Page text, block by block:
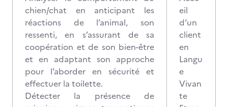
chien/chat en anticipant les
réactions de l’animal, son
ressenti, en s’assurant de sa
coopération et de son bien-être
et en adaptant son approche
pour l’aborder en sécurité et
effectuer la toilette.
Détecter la présence de
eil
d’un
client
en
Langu
e
Vivan
te